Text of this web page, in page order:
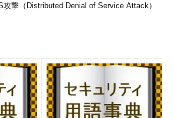
攻撃（Distributed Denial of Service Attack）